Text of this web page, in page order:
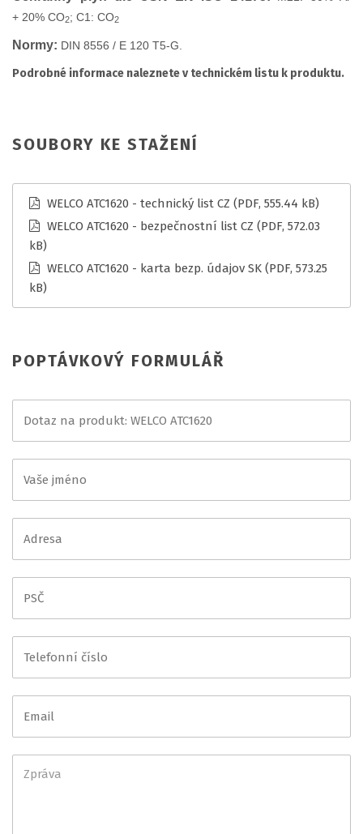
+ 20% CO2; C1: CO2
Normy: DIN 8556 / E 120 T5-G.
Podrobné informace naleznete v technickém listu k produktu.
SOUBORY KE STAŽENÍ
WELCO ATC1620 - technický list CZ (PDF, 555.44 kB)
WELCO ATC1620 - bezpečnostní list CZ (PDF, 572.03
kB)
WELCO ATC1620 - karta bezp. údajov SK (PDF, 573.25
kB)
POPTÁVKOVÝ FORMULÁŘ